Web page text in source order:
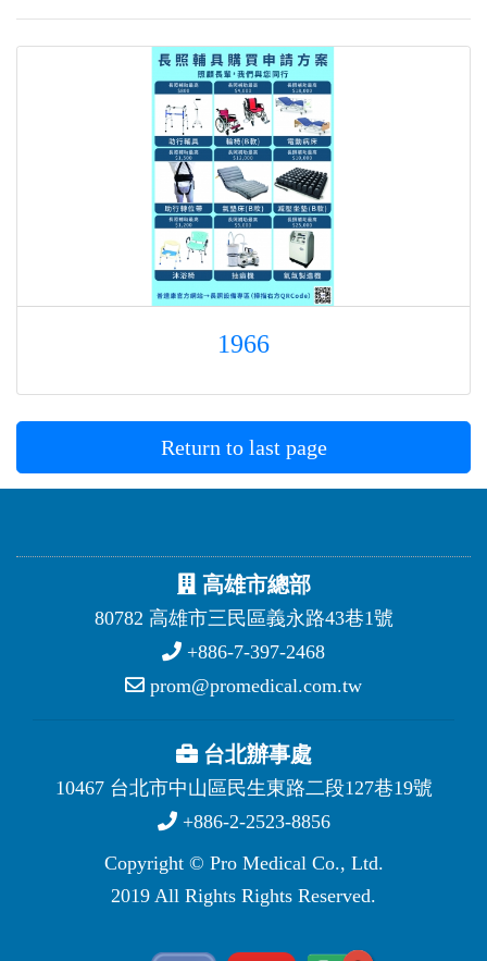
1966
Return to last page
高雄市總部
80782 高雄市三民區義永路43巷1號
+886-7-397-2468
prom@promedical.com.tw
台北辦事處
10467 台北市中山區民生東路二段127巷19號
+886-2-2523-8856
Copyright © Pro Medical Co., Ltd.
2019 All Rights Rights Reserved.